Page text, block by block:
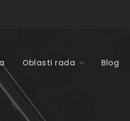
Oblasti rada Blog